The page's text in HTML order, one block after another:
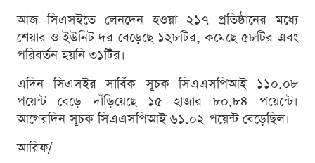
আজ সিএসইতে লেনদেন হওয়া ২১৭ প্রতিষ্ঠানের মধ্যে
শেয়ার ও ইউনিট দর বেড়েছে ১২৮টির, কমেছে ৫৮টির এবং
পরিবর্তন হয়নি ৩১টির।
এদিন সিএসইর সার্বিক সূচক সিএএসপিআই ১১০.০৮
পয়েন্ট বেড়ে দাঁড়িয়েছে ১৫ হাজার ৮০.৮৪ পয়েন্টে।
আগেরদিন সূচক সিএএসপিআই ৬১.০২ পয়েন্ট বেড়েছিল।
আরিফ/